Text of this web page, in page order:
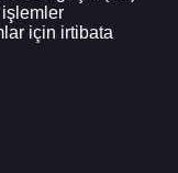
işlemler
için irtibata